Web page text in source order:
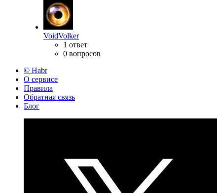
VoidVolker
1 ответ
0 вопросов
© Habr
О сервисе
Правила
Обратная связь
Блог